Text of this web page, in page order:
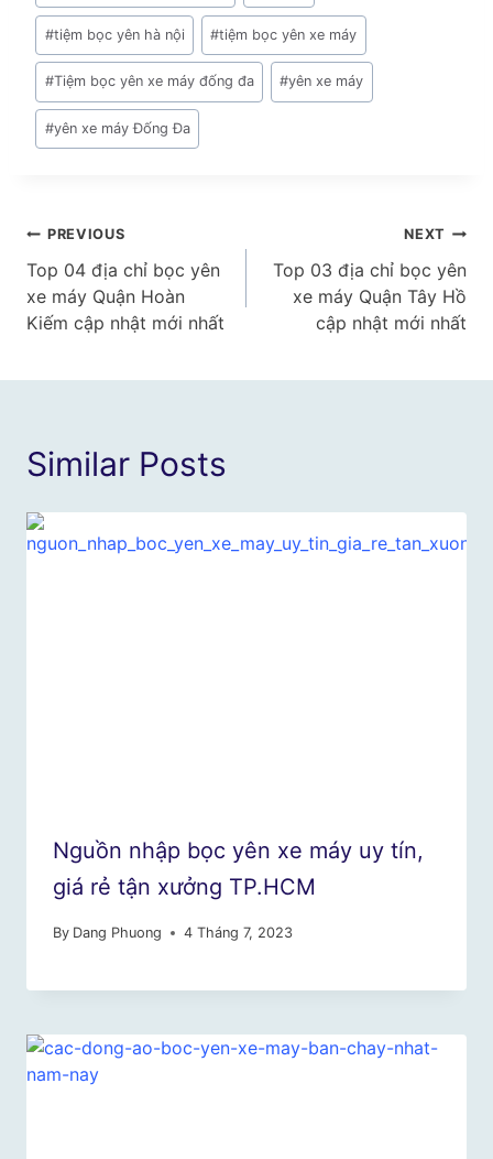
#tiệm bọc yên hà nội #tiệm bọc yên xe máy
#Tiệm bọc yên xe máy đống đa #yên xe máy
#yên xe máy Đống Đa
Điều
hướng
bài
viết
PREVIOUS
Top 04 địa chỉ bọc yên
xe máy Quận Hoàn
Kiếm cập nhật mới nhất
NEXT
Top 03 địa chỉ bọc yên
xe máy Quận Tây Hồ
cập nhật mới nhất
Similar Posts
Nguồn nhập bọc yên xe máy uy tín,
giá rẻ tận xưởng TP.HCM
By Dang Phuong 4 Tháng 7, 2023